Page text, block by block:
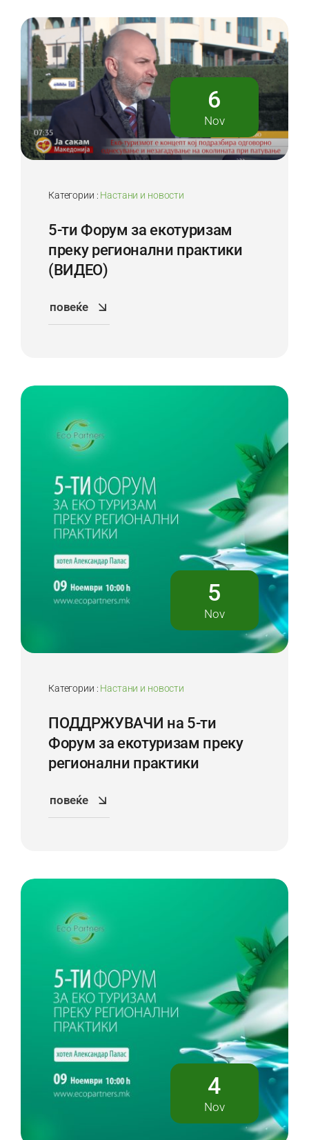
6
Nov
Категории : Настани и новости
5-ти Форум за екотуризам
преку регионални практики
(ВИДЕО)
повеќе
5
Nov
Категории : Настани и новости
ПОДДРЖУВАЧИ на 5-ти
Форум за екотуризам преку
регионални практики
повеќе
4
Nov